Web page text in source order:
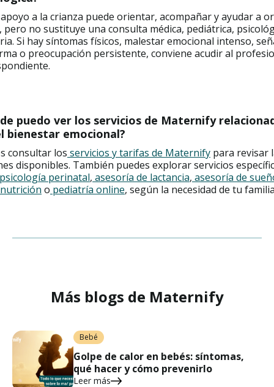
a la crianza puede orientar, acompañar y ayudar a
pero no sustituye una consulta médica, pediátrica,
Si hay síntomas físicos, malestar emocional intenso,
o preocupación persistente, conviene acudir al
puedo ver los servicios de Maternify
bienestar emocional?
consultar los servicios y tarifas de Maternify para revisar
disponibles. También puedes explorar servicios
perinatal, asesoría de lactancia, asesoría de
o pediatría online, según la necesidad de tu
Más blogs de Maternify
Bebé
Golpe de calor en bebés: síntomas,
qué hacer y cómo prevenirlo
Leer más